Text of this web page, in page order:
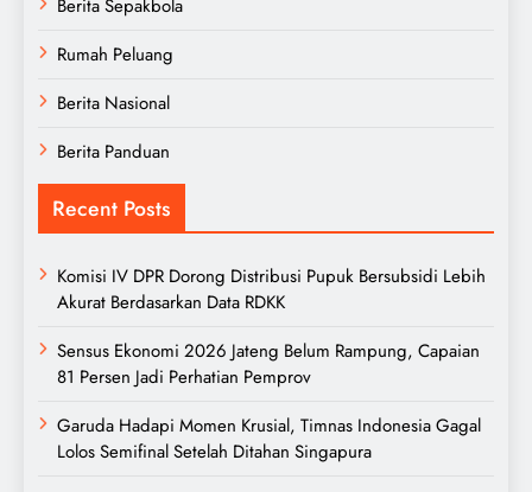
Berita Sepakbola
Rumah Peluang
Berita Nasional
Berita Panduan
Recent Posts
Komisi IV DPR Dorong Distribusi Pupuk Bersubsidi Lebih
Akurat Berdasarkan Data RDKK
Sensus Ekonomi 2026 Jateng Belum Rampung, Capaian
81 Persen Jadi Perhatian Pemprov
Garuda Hadapi Momen Krusial, Timnas Indonesia Gagal
Lolos Semifinal Setelah Ditahan Singapura